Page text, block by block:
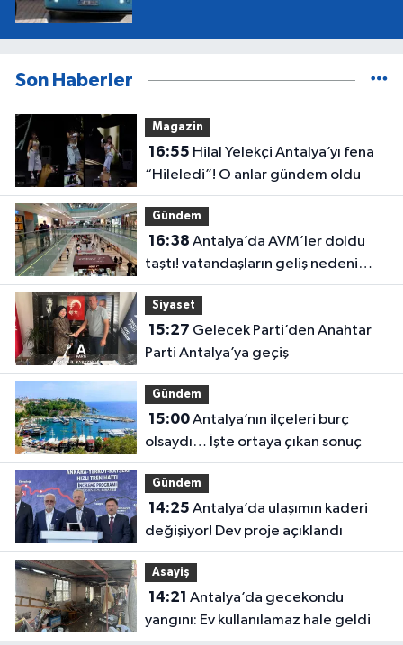
Son Haberler
Magazin
16:55
“Hileledi”! O anlar gündem oldu
Gündem
16:38
taştı! vatandaşların geliş nedeni
farklı çıktı
Siyaset
15:27
Parti Antalya’ya geçiş
Gündem
15:00Antalya’nın ilçeleri burç
olsaydı… İşte ortaya çıkan sonuç
Gündem
14:25
değişiyor! Dev proje açıklandı
Asayiş
14:21
yangını: Ev kullanılamaz hale geldi